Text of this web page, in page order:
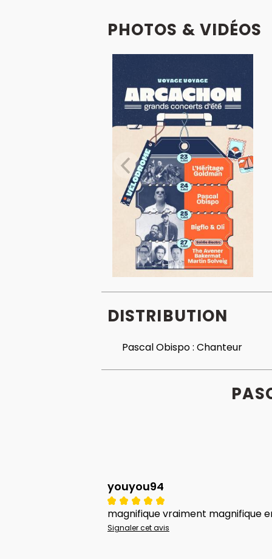
PHOTOS & VIDÉOS
DISTRIBUTION
Pascal Obispo : Chanteur
youyou94
magnifique vraiment magnifique
Signaler cet avis